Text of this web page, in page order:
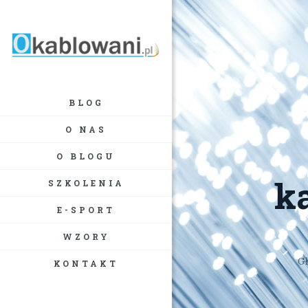
BLOG
O NAS
O BLOGU
SZKOLENIA
E-SPORT
WZORY
KONTAKT